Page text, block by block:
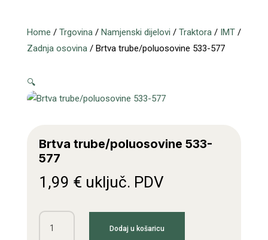
Home / Trgovina/ Namjenski dijelovi / Traktora/ IMT/
Zadnja osovina/ Brtva trube/poluosovine 533-577
🔍
Brtva trube/poluosovine 533-
577
1,99 € uključ. PDV
Brtva
trube/poluosovine
Dodaj u košaricu